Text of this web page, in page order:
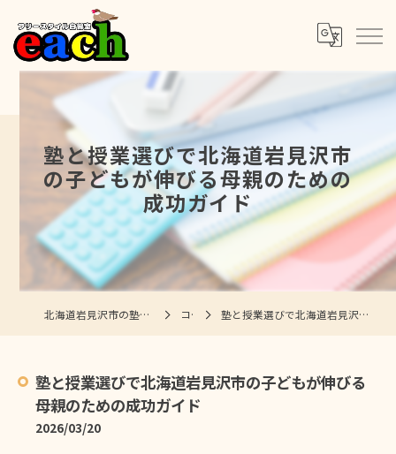
塾と授業選びで北海道岩見沢市
の子どもが伸びる母親のための
成功ガイド
北海道岩見沢市の塾ならフリースタイル自習室each コラム 塾と授業選びで北海道岩見沢市の子どもが伸びる母親のための成功ガイド
塾と授業選びで北海道岩見沢市の子どもが伸びる
母親のための成功ガイド
2026/03/20